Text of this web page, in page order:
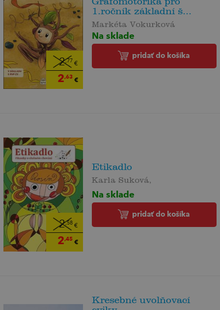
2,77 €
2,63€
1.ročník základní š...
Markéta Vokurková
Na sklade
pridať do košíka
2,58€
2,45€
Etikadlo
Karla Suková,
Na sklade
pridať do košíka
Kresebné uvolňovací